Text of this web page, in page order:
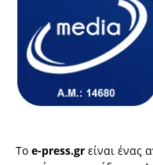
Το e-press.gr είναι ένας